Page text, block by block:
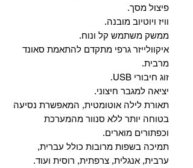
פיצול מסך.
וויז ויוטיוב מובנה.
ממשק משתמש קל ונוח.
איקוולייזר גרפי מתקדם להתאמת סאונד
מרבית.
זוג חיבורי USB.
יציאה למגבר חיצוני.
תאורת לילה אוטומטית, המאפשרת נסיעה
בטוחה יותר ללא סנוור מהמערכת
וכפתורים מוארים.
תמיכה בשפות מרובות כולל עברית,
ערבית, אנגלית, צרפתית, רוסית ועוד.